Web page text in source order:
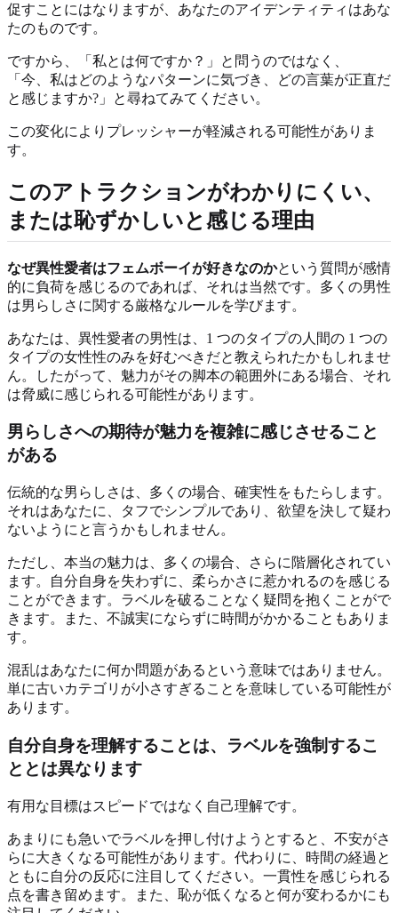
促すことにはなりますが、あなたのアイデンティティはあな
たのものです。
ですから、「私とは何ですか？」と問うのではなく、
「今、私はどのようなパターンに気づき、どの言葉が正直だ
と感じますか?」と尋ねてみてください。
この変化によりプレッシャーが軽減される可能性がありま
す。
このアトラクションがわかりにくい、
または恥ずかしいと感じる理由
なぜ異性愛者はフェムボーイが好きなのかという質問が感情
的に負荷を感じるのであれば、それは当然です。多くの男性
は男らしさに関する厳格なルールを学びます。
あなたは、異性愛者の男性は、1 つのタイプの人間の 1 つの
タイプの女性性のみを好むべきだと教えられたかもしれませ
ん。したがって、魅力がその脚本の範囲外にある場合、それ
は脅威に感じられる可能性があります。
男らしさへの期待が魅力を複雑に感じさせること
がある
伝統的な男らしさは、多くの場合、確実性をもたらします。
それはあなたに、タフでシンプルであり、欲望を決して疑わ
ないようにと言うかもしれません。
ただし、本当の魅力は、多くの場合、さらに階層化されてい
ます。自分自身を失わずに、柔らかさに惹かれるのを感じる
ことができます。ラベルを破ることなく疑問を抱くことがで
きます。また、不誠実にならずに時間がかかることもありま
す。
混乱はあなたに何か問題があるという意味ではありません。
単に古いカテゴリが小さすぎることを意味している可能性が
あります。
自分自身を理解することは、ラベルを強制するこ
ととは異なります
有用な目標はスピードではなく自己理解です。
あまりにも急いでラベルを押し付けようとすると、不安がさ
らに大きくなる可能性があります。代わりに、時間の経過と
ともに自分の反応に注目してください。一貫性を感じられる
点を書き留めます。また、恥が低くなると何が変わるかにも